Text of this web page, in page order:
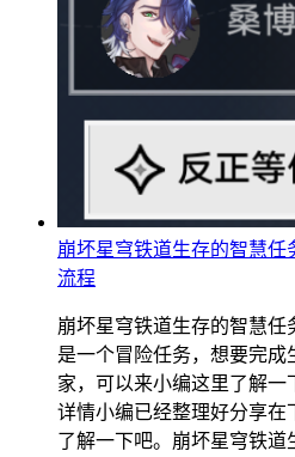
崩坏星穹铁道生存的智慧任
流程
崩坏星穹铁道生存的智慧
是一个冒险任务，想要完
家，可以来小编这里了解
详情小编已经整理好分享在
了解一下吧。崩坏星穹铁